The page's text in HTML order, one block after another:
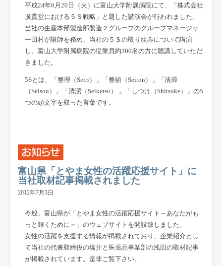
平成24年6月20日（火）に富山大学附属病院にて、「株式会社
廣貫堂における５Ｓ戦略」と題した講演会が行われました。
当社の生産本部製造部製造２グループのグループマネージャ
ー田村が講師を務め、当社の５Ｓの取り組みについて講演
し、富山大学附属病院の従業員約300名の方に聴講していただ
きました。
5Sとは、「整理（Seiri）」「整頓（Seiton）」「清掃
（Seisou）」「清潔（Seiketsu） 」「しつけ（Shitsuke）」の5
つの頭文字を取った言葉です。
富山県「とやま女性の活躍応援サイト」に
当社取材記事掲載されました
2012年7月3日
今般、富山県が「とやま女性の活躍応援サイト～あなたがも
っと輝くために～」のウェブサイトを開設致しました。
女性の活躍を支援する情報が掲載されており、企業紹介とし
て当社の代表取締役の塩井と医薬品事業部の浅田の取材記事
が掲載されています。是非ご覧下さい。